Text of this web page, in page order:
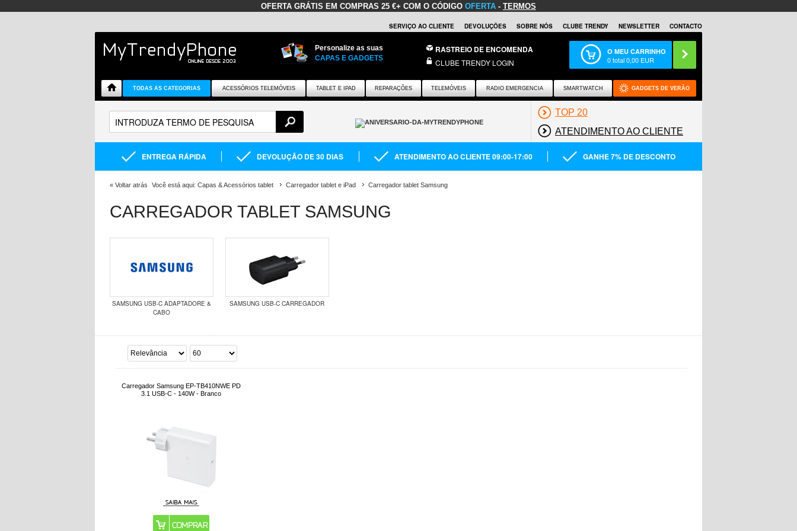
OFERTA GRÁTIS EM COMPRAS 25 €+ COM O CÓDIGO OFERTA - TERMOS
SERVIÇO AO CLIENTE DEVOLUÇÕES SOBRE NÓS CLUBE TRENDY NEWSLETTER CONTACTO
Personalize as suas
CAPAS E GADGETS
RASTREIO DE ENCOMENDA
CLUBE TRENDY LOGIN
O MEU CARRINHO
0total0,00 EUR
TODAS AS CATEGORIAS ACESSÓRIOS TELEMÓVEIS TABLET E IPAD REPARAÇÕES TELEMÓVEIS RADIO EMERGENCIA SMARTWATCH GADGETS DE VERÃO
TOP 20
ATENDIMENTO AO CLIENTE
ENTREGA RÁPIDA DEVOLUÇÃO DE 30 DIAS ATENDIMENTO AO CLIENTE 09:00-17:00 GANHE 7% DE DESCONTO
« Voltar atrás Você está aqui: Capas & Acessórios tablet Carregador tablet e iPad Carregador tablet Samsung
CARREGADOR TABLET SAMSUNG
SAMSUNG USB-C ADAPTADORE &
CABO
SAMSUNG USB-C CARREGADOR
Carregador Samsung EP-TB410NWE PD
3.1 USB-C - 140W - Branco